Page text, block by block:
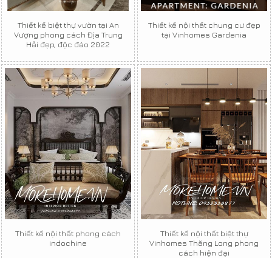
Thiết kế biệt thự vườn tại An
Vượng phong cách Địa Trung
Hải đẹp, độc đáo 2022
Thiết kế nội thất chung cư đẹp
tại Vinhomes Gardenia
Thiết kế nội thất phong cách
indochine
Thiết kế nội thất biệt thự
Vinhomes Thăng Long phong
cách hiện đại